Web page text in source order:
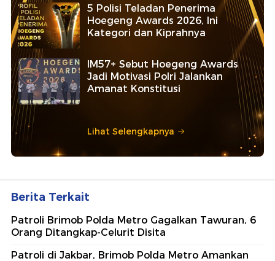
5 Polisi Teladan Penerima
Hoegeng Awards 2026, Ini
Kategori dan Kiprahnya
IM57+ Sebut Hoegeng Awards
Jadi Motivasi Polri Jalankan
Amanat Konstitusi
Lihat Selengkapnya
Berita Terkait
Patroli Brimob Polda Metro Gagalkan Tawuran, 6
Orang Ditangkap-Celurit Disita
Patroli di Jakbar, Brimob Polda Metro Amankan